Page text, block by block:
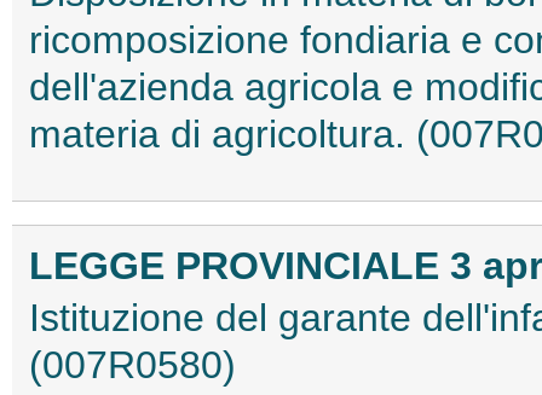
ricomposizione fondiaria e
dell'azienda agricola e
materia di agricoltura.
LEGGE PROVINCIALE 3
Istituzione del garante
(007R0580)